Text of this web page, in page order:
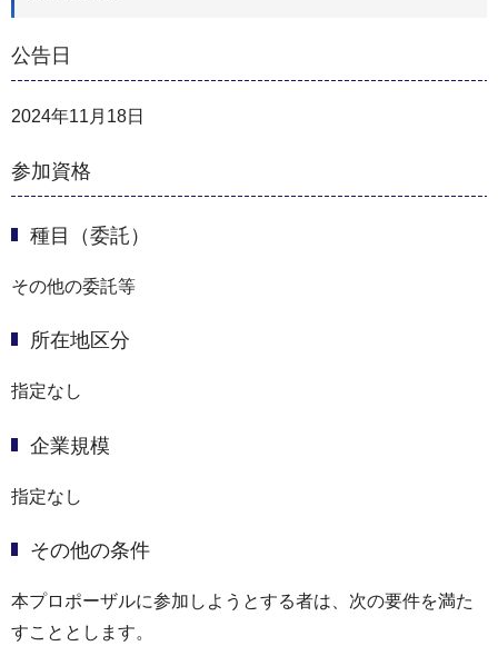
公告日
2024年11月18日
参加資格
種目（委託）
その他の委託等
所在地区分
指定なし
企業規模
指定なし
その他の条件
本プロポーザルに参加しようとする者は、次の要件を満た
すこととします。